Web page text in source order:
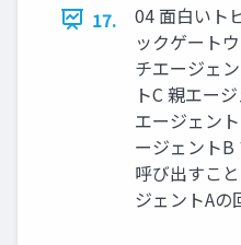
17.
04 面白いト
ックゲート
チエージェ
トC 親エー
エージェン
ージェント
呼び出すこ
ジェントAの